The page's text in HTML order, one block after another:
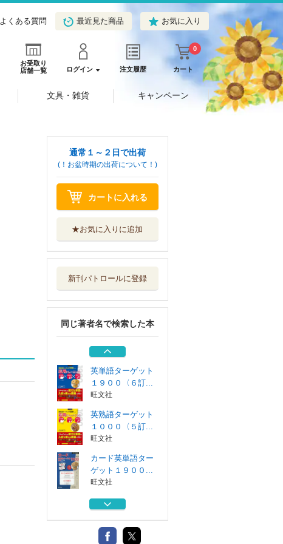
よくある質問 最近見た商品 お気に入り
お受取り
店舗一覧
ログイン 注文履歴 カート
0
文具・雑貨 キャンペーン
通常１～２日で出荷
(！お盆時期の出荷について！)
カートに入れる
★お気に入りに追加
新刊パトロールに登録
同じ著者名で検索した本
カード英単語ター
ゲット１９００...
カード英単語ター
旺文社
英単語ターゲット
１９００〈６訂...
旺文社
英単語ターゲット
１９００〈６訂...
旺文社
英熟語ターゲット
１０００〈５訂...
旺文社
カード英単語ター
ゲット１９００...
旺文社
カード英単語ター
旺文社